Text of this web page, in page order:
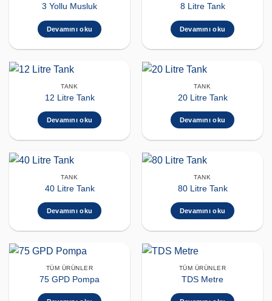
3 Yollu Musluk
Devamını oku
8 Litre Tank
Devamını oku
TANK
12 Litre Tank
Devamını oku
TANK
20 Litre Tank
Devamını oku
TANK
40 Litre Tank
Devamını oku
TANK
80 Litre Tank
Devamını oku
TÜM ÜRÜNLER
75 GPD Pompa
TÜM ÜRÜNLER
TDS Metre